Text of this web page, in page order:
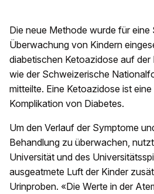
Die neue Methode wurde für eine
Überwachung von Kindern
diabetischen Ketoazidose auf
wie der Schweizerische
mitteilte. Eine Ketoazidose ist
Komplikation von Diabetes.
Um den Verlauf der Symptome
Behandlung zu überwachen,
Universität und des
ausgeatmete Luft der Kinder
Urinproben. «Die Werte in der